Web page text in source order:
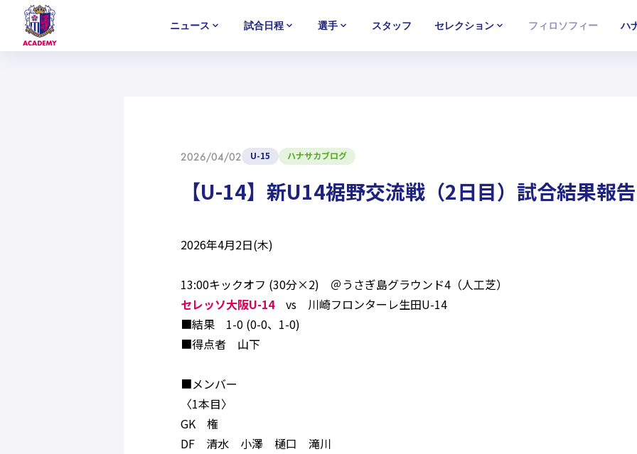
ニュース 試合日程 選手 スタッフ セレクション フィロソフィー ハ
2026/04/02 U-15 ハナサカブログ
【U-14】新U14裾野交流戦（2日目）試合結果報告
2026年4月2日(木)
13:00キックオフ (30分×2) ＠うさぎ島グラウンド4（人工芝）
セレッソ大阪U-14vs 川崎フロンターレ生田U-14
■結果 1-0 (0-0、1-0)
■得点者 山下
■メンバー
〈1本目〉
GK 権
DF 清水 小澤 樋口 滝川